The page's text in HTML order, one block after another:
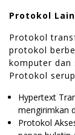
Protokol
Protokol
protokol
komputer dan
Protokol
Hypertext
mengirimkan
Protokol